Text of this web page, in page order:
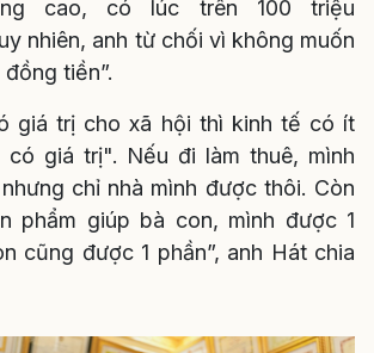
cao, có lúc trên 100 triệu
nhiên, anh từ chối vì không muốn
tiền”.
giá trị cho xã hội thì kinh tế có ít
có giá trị". Nếu đi làm thuê, mình
chỉ nhà mình được thôi. Còn
phẩm giúp bà con, mình được 1
cũng được 1 phần”, anh Hát chia